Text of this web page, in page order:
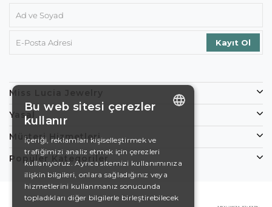
Miss Lucia Jewelry
Yasal
Müşteri Hizmetleri
Popüler Kategoriler
DE
EN
Bu web sitesi çerezler
kullanır
İçeriği, reklamları kişiselleştirmek ve
trafiğimizi analiz etmek için çerezleri
kullanıyoruz. Ayrıca sitemizi kullanımınıza
ilişkin bilgileri, onlara sağladığınız veya
hizmetlerini kullanmanız sonucunda
topladıkları diğer bilgilerle birleştirebilecek